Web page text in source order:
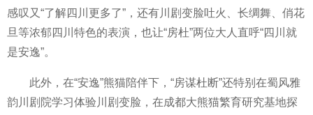
感叹又“了解四川更多了”，还有川剧变脸吐火、长绸舞、俏花
旦等浓郁四川特色的表演，也让“房杜”两位大人直呼“四川就
是安逸”。
此外，在“安逸”熊猫陪伴下，“房谋杜断”还特别在蜀风雅
韵川剧院学习体验川剧变脸，在成都大熊猫繁育研究基地探